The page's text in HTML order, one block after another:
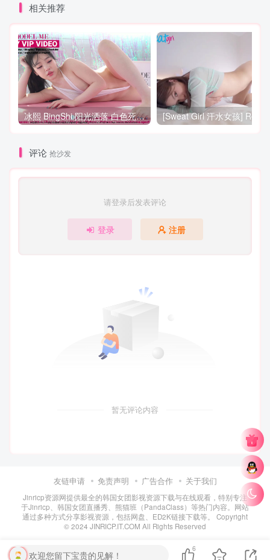
相关推荐
冰熙 BingShi 阳光洒落 白色死库水也藏不住她的动人曲线
评论 抢沙发
请登录后发表评论
登录 注册
暂无评论内容
友链申请 免责声明 广告合作 关于我们
Jinricp资源网提供最全的韩国女团影视资源下载与在线观看，特别专注
于Jinricp、韩国女团直播秀、熊猫班（PandaClass）等热门内容。网站
通过多种方式分享影视资源，包括网盘、ED2K链接下载等。 Copyright
© 2024 JINRICP.IT.COM All Rights Reserved
欢迎您留下宝贵的见解！
6